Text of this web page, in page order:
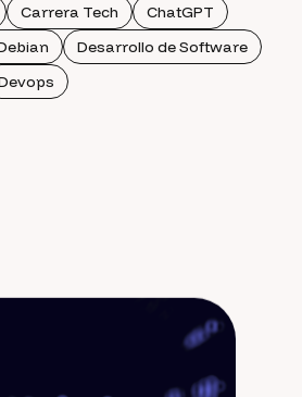
Carrera Tech
ChatGPT
Desarrollo de Software